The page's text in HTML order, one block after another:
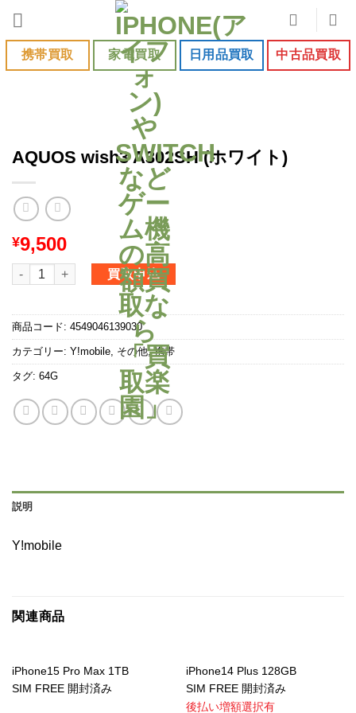
content携帯買取 家電買取 日用品買取 中古品買取
AQUOS wish3 A302SH (ホワイト)
¥9,500
AQUOS wish3 A302SH (ホワイト)個
買取申込
商品コード: 4549046139030
カテゴリー: Y!mobile その他,携帯
タグ: 64G
説明
Y!mobile
関連商品
iPhone15 Pro Max 1TB
SIM FREE 開封済み
iPhone14 Plus 128GB
SIM FREE 開封済み
後払い増額選択有